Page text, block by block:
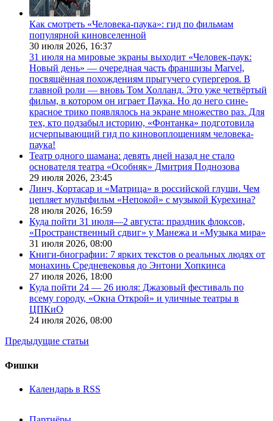
Как смотреть «Человека-паука»: гид по фильмам
популярной киновселенной
30 июля 2026, 16:37
31 июля на мировые экраны выходит «Человек-паук:
Новый день» — очередная часть франшизы Marvel,
посвящённая похождениям прыгучего супергероя. В
главной роли — вновь Том Холланд. Это уже четвёртый
фильм, в котором он играет Паука. Но до него сине-
красное трико появлялось на экране множество раз. Для
тех, кто подзабыл историю, «Фонтанка» подготовила
исчерпывающий гид по киновоплощениям человека-
паука!
Театр одного шамана: девять дней назад не стало
основателя театра «Особняк» Дмитрия Поднозова
29 июля 2026, 23:45
Линч, Кортасар и «Матрица» в российской глуши. Чем
цепляет мультфильм «Непокой» с музыкой Курехина?
28 июля 2026, 16:59
Куда пойти 31 июля—2 августа: праздник флоксов,
«Пространственный сдвиг» у Манежа и «Музыка мира»
31 июля 2026, 08:00
Книги-биографии: 7 ярких текстов о реальных людях от
монахинь Средневековья до Энтони Хопкинса
27 июля 2026, 18:00
Куда пойти 24 — 26 июля: Джазовый фестиваль по
всему городу, «Окна Открой» и уличные театры в
ЦПКиО
24 июля 2026, 08:00
Предыдущие статьи
Фишки
Календарь в RSS